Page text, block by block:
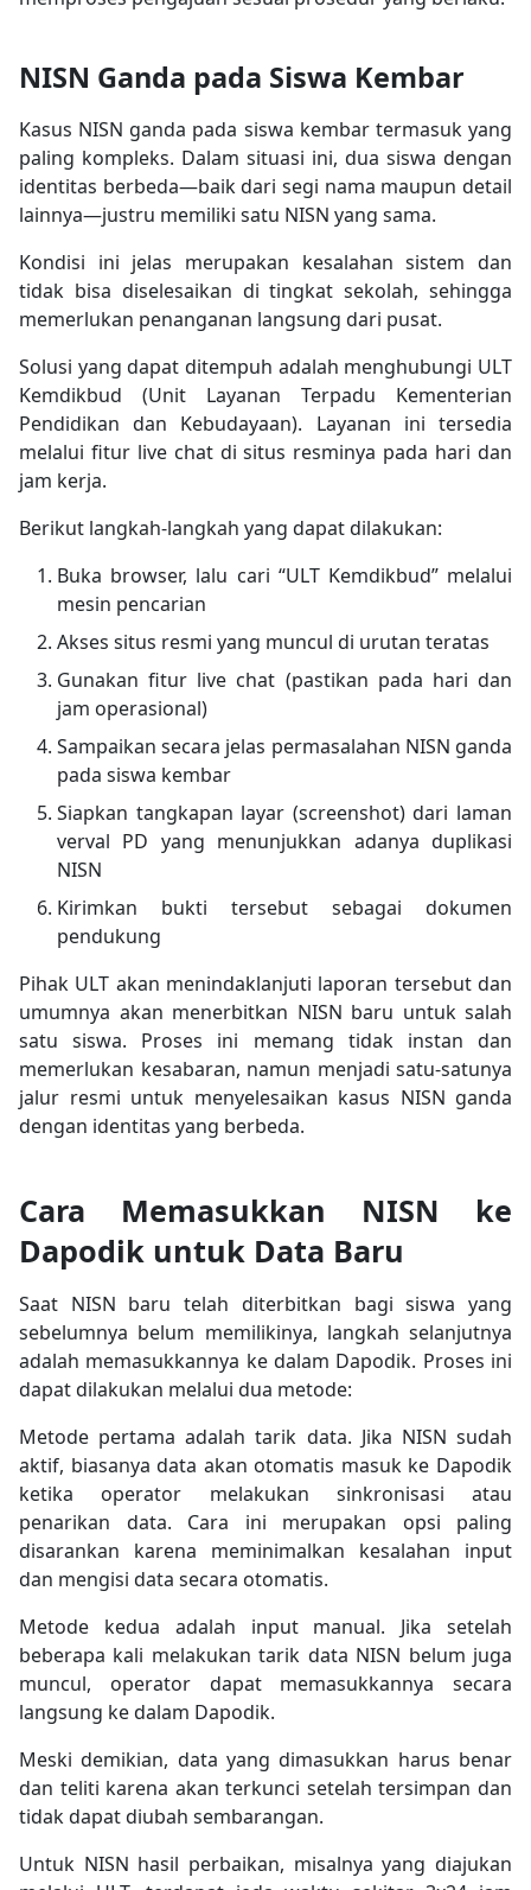
NISN Ganda pada Siswa Kembar
Kasus NISN ganda pada siswa kembar termasuk yang
paling kompleks. Dalam situasi ini, dua siswa dengan
identitas berbeda—baik dari segi nama maupun detail
lainnya—justru memiliki satu NISN yang sama.
Kondisi ini jelas merupakan kesalahan sistem dan
tidak bisa diselesaikan di tingkat sekolah, sehingga
memerlukan penanganan langsung dari pusat.
Solusi yang dapat ditempuh adalah menghubungi ULT
Kemdikbud (Unit Layanan Terpadu Kementerian
Pendidikan dan Kebudayaan). Layanan ini tersedia
melalui fitur live chat di situs resminya pada hari dan
jam kerja.
Berikut langkah-langkah yang dapat dilakukan:
Buka browser, lalu cari “ULT Kemdikbud” melalui
mesin pencarian
Akses situs resmi yang muncul di urutan teratas
Gunakan fitur live chat (pastikan pada hari dan
jam operasional)
Sampaikan secara jelas permasalahan NISN ganda
pada siswa kembar
Siapkan tangkapan layar (screenshot) dari laman
verval PD yang menunjukkan adanya duplikasi
NISN
Kirimkan bukti tersebut sebagai dokumen
pendukung
Pihak ULT akan menindaklanjuti laporan tersebut dan
umumnya akan menerbitkan NISN baru untuk salah
satu siswa. Proses ini memang tidak instan dan
memerlukan kesabaran, namun menjadi satu-satunya
jalur resmi untuk menyelesaikan kasus NISN ganda
dengan identitas yang berbeda.
Cara Memasukkan NISN ke
Dapodik untuk Data Baru
Saat NISN baru telah diterbitkan bagi siswa yang
sebelumnya belum memilikinya, langkah selanjutnya
adalah memasukkannya ke dalam Dapodik. Proses ini
dapat dilakukan melalui dua metode:
Metode pertama adalah tarik data. Jika NISN sudah
aktif, biasanya data akan otomatis masuk ke Dapodik
ketika operator melakukan sinkronisasi atau
penarikan data. Cara ini merupakan opsi paling
disarankan karena meminimalkan kesalahan input
dan mengisi data secara otomatis.
Metode kedua adalah input manual. Jika setelah
beberapa kali melakukan tarik data NISN belum juga
muncul, operator dapat memasukkannya secara
langsung ke dalam Dapodik.
Meski demikian, data yang dimasukkan harus benar
dan teliti karena akan terkunci setelah tersimpan dan
tidak dapat diubah sembarangan.
Untuk NISN hasil perbaikan, misalnya yang diajukan